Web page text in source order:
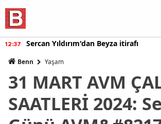
12:37 Sercan Yıldırım'dan Beyza itirafı
Benn Yaşam
31 MART AVM
SAATLERİ 2024: